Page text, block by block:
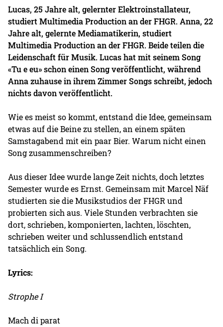
Lucas, 25 Jahre alt, gelernter Elektroinstallateur,
studiert Multimedia Production an der FHGR. Anna, 22
Jahre alt, gelernte Mediamatikerin, studiert
Multimedia Production an der FHGR. Beide teilen die
Leidenschaft für Musik. Lucas hat mit seinem Song
«Tu e eu» schon einen Song veröffentlicht, während
Anna zuhause in ihrem Zimmer Songs schreibt, jedoch
nichts davon veröffentlicht.
Wie es meist so kommt, entstand die Idee, gemeinsam
etwas auf die Beine zu stellen, an einem späten
Samstagabend mit ein paar Bier. Warum nicht einen
Song zusammenschreiben?
Aus dieser Idee wurde lange Zeit nichts, doch letztes
Semester wurde es Ernst. Gemeinsam mit Marcel Näf
studierten sie die Musikstudios der FHGR und
probierten sich aus. Viele Stunden verbrachten sie
dort, schrieben, komponierten, lachten, löschten,
schrieben weiter und schlussendlich entstand
tatsächlich ein Song.
Lyrics:
Strophe I
Mach di parat